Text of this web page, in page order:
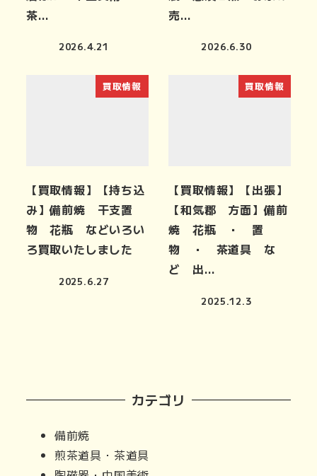
茶…
2026.4.21
売…
2026.6.30
買取情報
【買取情報】【持ち込
み】備前焼 干支置
物 花瓶 などいろい
ろ買取いたしました
2025.6.27
買取情報
【買取情報】【出張】
【和気郡 方面】備前
焼 花瓶 ・ 置
物 ・ 茶道具 な
ど 出…
2025.12.3
カテゴリ
備前焼
煎茶道具・茶道具